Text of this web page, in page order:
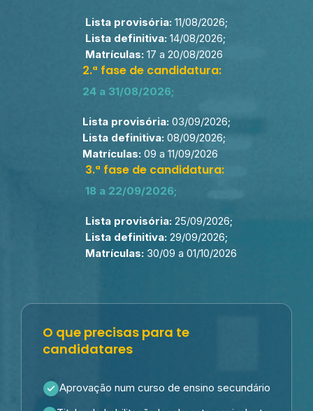
Lista provisória: 11/08/2026;
Lista definitiva: 14/08/2026;
Matrículas: 17 a 20/08/2026
2.ª fase de candidatura:
24 a 31/08/2026;
Lista provisória: 03/09/2026;
Lista definitiva: 08/09/2026;
Matrículas: 09 a 11/09/2026
3.ª fase de candidatura:
18 a 22/09/2026;
Lista provisória:25/09/2026;
Lista definitiva:29/09/2026;
Matrículas:30/09 a 01/10/2026
O que precisas para te
candidatares
Aprovação num curso de ensino secundário